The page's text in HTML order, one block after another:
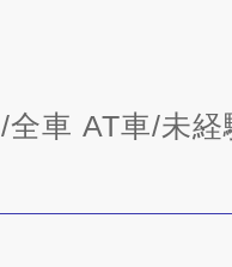
車 AT車/未